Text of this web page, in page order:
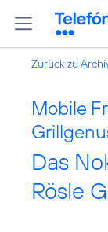
Zurück zu
Mobile
Das
Rösle